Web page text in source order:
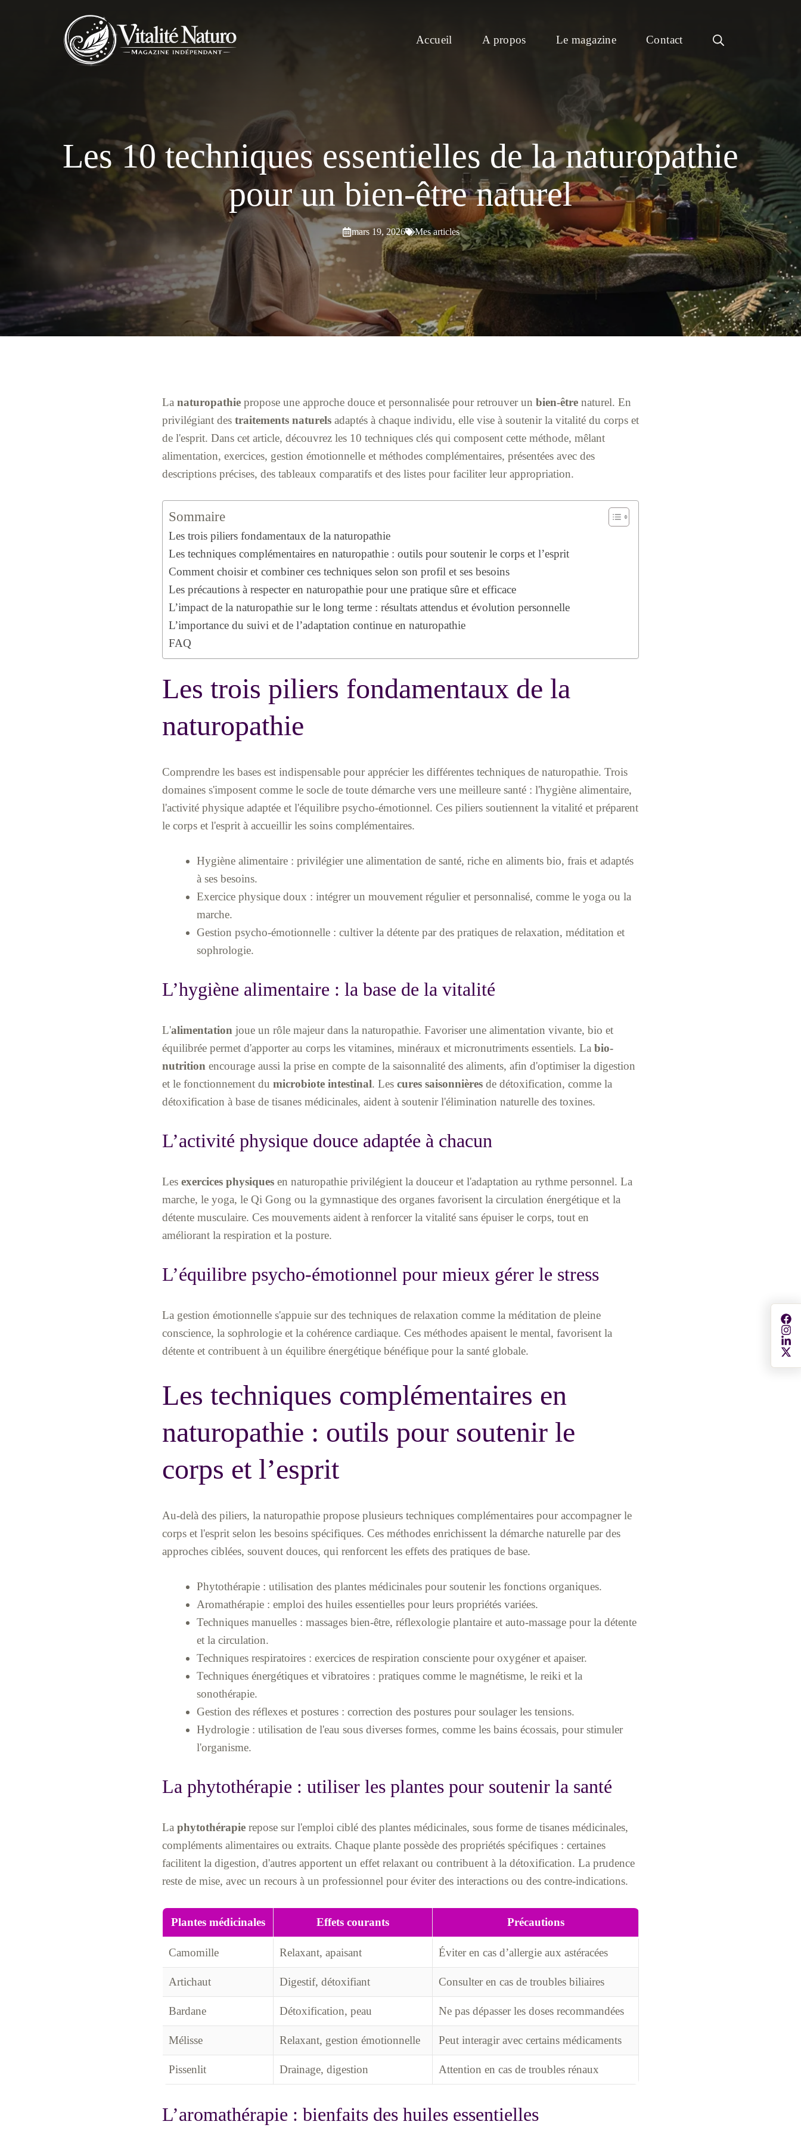
Accueil A propos Le magazine Contact
Les 10 techniques essentielles de la naturopathie
pour un bien-être naturel
mars 19, 2026 Mes articles
La naturopathie propose une approche douce et personnalisée pour retrouver un bien-être naturel. En
privilégiant des traitements naturels adaptés à chaque individu, elle vise à soutenir la vitalité du corps et
de l'esprit. Dans cet article, découvrez les 10 techniques clés qui composent cette méthode, mêlant
alimentation, exercices, gestion émotionnelle et méthodes complémentaires, présentées avec des
descriptions précises, des tableaux comparatifs et des listes pour faciliter leur appropriation.
Sommaire
Les trois piliers fondamentaux de la naturopathie
Les techniques complémentaires en naturopathie : outils pour soutenir le corps et l’esprit
Comment choisir et combiner ces techniques selon son profil et ses besoins
Les précautions à respecter en naturopathie pour une pratique sûre et efficace
L’impact de la naturopathie sur le long terme : résultats attendus et évolution personnelle
L’importance du suivi et de l’adaptation continue en naturopathie
FAQ
Les trois piliers fondamentaux de la
naturopathie
Comprendre les bases est indispensable pour apprécier les différentes techniques de naturopathie. Trois
domaines s'imposent comme le socle de toute démarche vers une meilleure santé : l'hygiène alimentaire,
l'activité physique adaptée et l'équilibre psycho-émotionnel. Ces piliers soutiennent la vitalité et préparent
le corps et l'esprit à accueillir les soins complémentaires.
Hygiène alimentaire : privilégier une alimentation de santé, riche en aliments bio, frais et adaptés
à ses besoins.
Exercice physique doux : intégrer un mouvement régulier et personnalisé, comme le yoga ou la
marche.
Gestion psycho-émotionnelle : cultiver la détente par des pratiques de relaxation, méditation et
sophrologie.
L’hygiène alimentaire : la base de la vitalité
L'alimentation joue un rôle majeur dans la naturopathie. Favoriser une alimentation vivante, bio et
équilibrée permet d'apporter au corps les vitamines, minéraux et micronutriments essentiels. La bio-
nutrition encourage aussi la prise en compte de la saisonnalité des aliments, afin d'optimiser la digestion
et le fonctionnement du microbiote intestinal. Les cures saisonnières de détoxification, comme la
détoxification à base de tisanes médicinales, aident à soutenir l'élimination naturelle des toxines.
L’activité physique douce adaptée à chacun
Les exercices physiques en naturopathie privilégient la douceur et l'adaptation au rythme personnel. La
marche, le yoga, le Qi Gong ou la gymnastique des organes favorisent la circulation énergétique et la
détente musculaire. Ces mouvements aident à renforcer la vitalité sans épuiser le corps, tout en
améliorant la respiration et la posture.
L’équilibre psycho-émotionnel pour mieux gérer le stress
La gestion émotionnelle s'appuie sur des techniques de relaxation comme la méditation de pleine
conscience, la sophrologie et la cohérence cardiaque. Ces méthodes apaisent le mental, favorisent la
détente et contribuent à un équilibre énergétique bénéfique pour la santé globale.
Les techniques complémentaires en
naturopathie : outils pour soutenir le
corps et l’esprit
Au-delà des piliers, la naturopathie propose plusieurs techniques complémentaires pour accompagner le
corps et l'esprit selon les besoins spécifiques. Ces méthodes enrichissent la démarche naturelle par des
approches ciblées, souvent douces, qui renforcent les effets des pratiques de base.
Phytothérapie : utilisation des plantes médicinales pour soutenir les fonctions organiques.
Aromathérapie : emploi des huiles essentielles pour leurs propriétés variées.
Techniques manuelles : massages bien-être, réflexologie plantaire et auto-massage pour la détente
et la circulation.
Techniques respiratoires : exercices de respiration consciente pour oxygéner et apaiser.
Techniques énergétiques et vibratoires : pratiques comme le magnétisme, le reiki et la
sonothérapie.
Gestion des réflexes et postures : correction des postures pour soulager les tensions.
Hydrologie : utilisation de l'eau sous diverses formes, comme les bains écossais, pour stimuler
l'organisme.
La phytothérapie : utiliser les plantes pour soutenir la santé
La phytothérapie repose sur l'emploi ciblé des plantes médicinales, sous forme de tisanes médicinales,
compléments alimentaires ou extraits. Chaque plante possède des propriétés spécifiques : certaines
facilitent la digestion, d'autres apportent un effet relaxant ou contribuent à la détoxification. La prudence
reste de mise, avec un recours à un professionnel pour éviter des interactions ou des contre-indications.
Plantes médicinales Effets courants Précautions
Camomille Relaxant, apaisant Éviter en cas d’allergie aux astéracées
Artichaut Digestif, détoxifiant Consulter en cas de troubles biliaires
Bardane Détoxification, peau Ne pas dépasser les doses recommandées
Mélisse Relaxant, gestion émotionnelle Peut interagir avec certains médicaments
Pissenlit Drainage, digestion Attention en cas de troubles rénaux
L’aromathérapie : bienfaits des huiles essentielles